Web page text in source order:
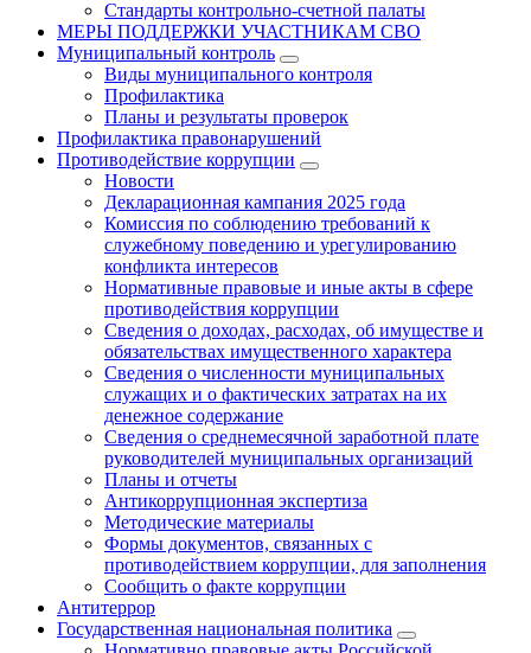
Стандарты контрольно-счетной палаты
МЕРЫ ПОДДЕРЖКИ УЧАСТНИКАМ СВО
Муниципальный контроль
Виды муниципального контроля
Профилактика
Планы и результаты проверок
Профилактика правонарушений
Противодействие коррупции
Новости
Декларационная кампания 2025 года
Комиссия по соблюдению требований к
служебному поведению и урегулированию
конфликта интересов
Нормативные правовые и иные акты в сфере
противодействия коррупции
Сведения о доходах, расходах, об имуществе и
обязательствах имущественного характера
Сведения о численности муниципальных
служащих и о фактических затратах на их
денежное содержание
Сведения о среднемесячной заработной плате
руководителей муниципальных организаций
Планы и отчеты
Антикоррупционная экспертиза
Методические материалы
Формы документов, связанных с
противодействием коррупции, для заполнения
Сообщить о факте коррупции
Антитеррор
Государственная национальная политика